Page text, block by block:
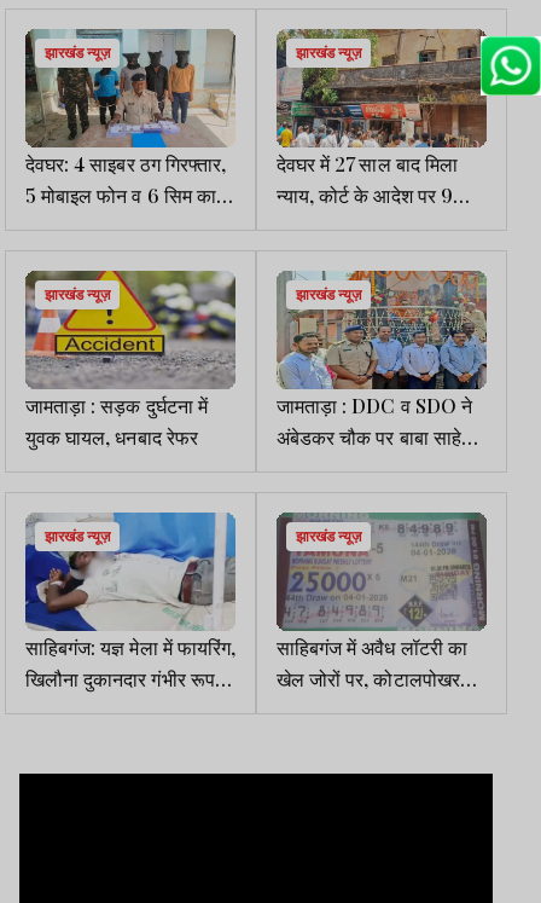
झारखंड न्यूज़
देवघर: 4 साइबर ठग गिरफ्तार,
5 मोबाइल फोन व 6 सिम कार्ड
बरामद
झारखंड न्यूज़
देवघर में 27 साल बाद मिला
न्याय, कोर्ट के आदेश पर 9
दुकानें खाली
झारखंड न्यूज़
जामताड़ा : सड़क दुर्घटना में
युवक घायल, धनबाद रेफर
झारखंड न्यूज़
जामताड़ा : DDC व SDO ने
अंबेडकर चौक पर बाबा साहेब
को किया नमन
झारखंड न्यूज़
साहिबगंज: यज्ञ मेला में फायरिंग,
खिलौना दुकानदार गंभीर रूप से
घायल
झारखंड न्यूज़
साहिबगंज में अवैध लॉटरी का
खेल जोरों पर, कोटालपोखर
थाना पर उठ रहे सवाल